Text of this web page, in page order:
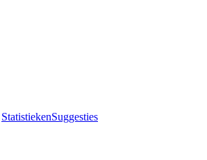
StatistiekenSuggesties